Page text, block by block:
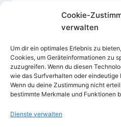
Cookie-
verwalten
Um dir ein optimales Erlebnis zu
Cookies, um Geräteinformationen zu
zuzugreifen. Wenn du diesen
wie das Surfverhalten oder eindeutige
Wenn du deine Zustimmung nicht
bestimmte Merkmale und Funktionen
Dienste verwalten
Karl-Heinz Hellmann